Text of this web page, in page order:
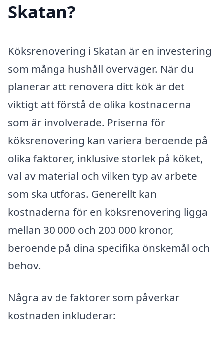
Skatan?
Köksrenovering i Skatan är en investering
som många hushåll överväger. När du
planerar att renovera ditt kök är det
viktigt att förstå de olika kostnaderna
som är involverade. Priserna för
köksrenovering kan variera beroende på
olika faktorer, inklusive storlek på köket,
val av material och vilken typ av arbete
som ska utföras. Generellt kan
kostnaderna för en köksrenovering ligga
mellan 30 000 och 200 000 kronor,
beroende på dina specifika önskemål och
behov.
Några av de faktorer som påverkar
kostnaden inkluderar: